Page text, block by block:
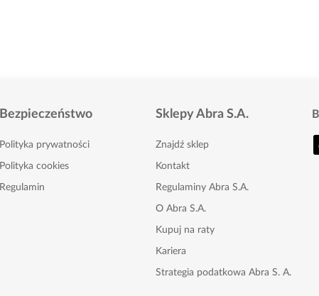
Bezpieczeństwo
Polityka prywatności
Polityka cookies
Regulamin
Sklepy Abra S.A.
Znajdź sklep
Kontakt
Regulaminy Abra S.A.
O Abra S.A.
Kupuj na raty
Kariera
Strategia podatkowa Abra S. A.